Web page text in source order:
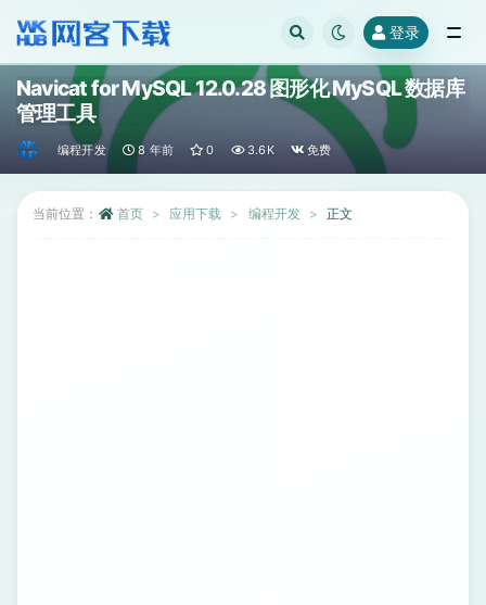
登录
Navicat for MySQL 12.0.28 图形化 MySQL 数据库
管理工具
编程开发 8 年前 0 3.6K 免费
当前位置： 首页 应用下载 编程开发 正文
全部